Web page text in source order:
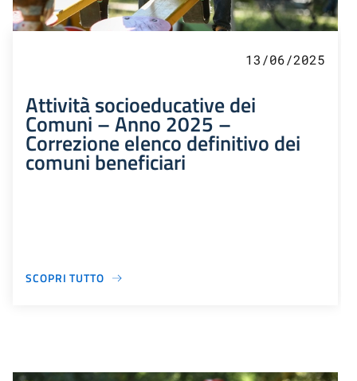
13/06/2025
Attività socioeducative dei
Comuni – Anno 2025 –
Correzione elenco definitivo dei
comuni beneficiari
SCOPRI TUTTO